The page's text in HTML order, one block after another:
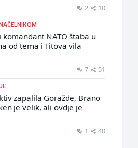
2 10
komandant NATO štaba u
od tema i Titova vila
7 51
zapalila Goražde, Brano
je velik, ali ovdje je
1 40